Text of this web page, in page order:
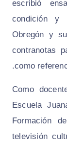
escribió
condición y
Obregón y
contranotas
como
Como
Escuela
Formación
televisión